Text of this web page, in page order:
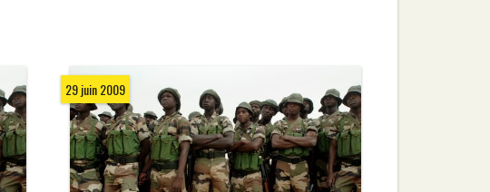
29 juin 2009